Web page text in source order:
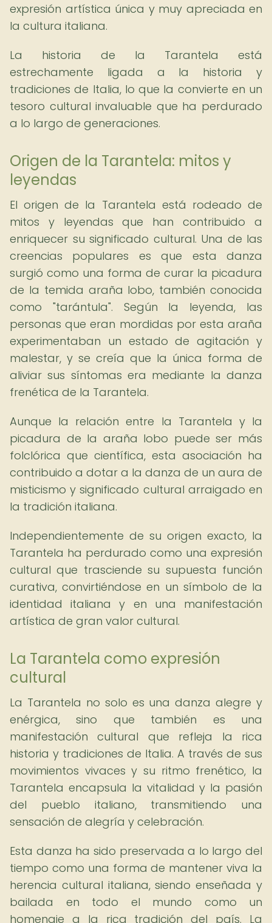
expresión artística única y muy apreciada en
la cultura italiana.
La historia de la Tarantela está
estrechamente ligada a la historia y
tradiciones de Italia, lo que la convierte en un
tesoro cultural invaluable que ha perdurado
a lo largo de generaciones.
Origen de la Tarantela: mitos y
leyendas
El origen de la Tarantela está rodeado de
mitos y leyendas que han contribuido a
enriquecer su significado cultural. Una de las
creencias populares es que esta danza
surgió como una forma de curar la picadura
de la temida araña lobo, también conocida
como "tarántula". Según la leyenda, las
personas que eran mordidas por esta araña
experimentaban un estado de agitación y
malestar, y se creía que la única forma de
aliviar sus síntomas era mediante la danza
frenética de la Tarantela.
Aunque la relación entre la Tarantela y la
picadura de la araña lobo puede ser más
folclórica que científica, esta asociación ha
contribuido a dotar a la danza de un aura de
misticismo y significado cultural arraigado en
la tradición italiana.
Independientemente de su origen exacto, la
Tarantela ha perdurado como una expresión
cultural que trasciende su supuesta función
curativa, convirtiéndose en un símbolo de la
identidad italiana y en una manifestación
artística de gran valor cultural.
La Tarantela como expresión
cultural
La Tarantela no solo es una danza alegre y
enérgica, sino que también es una
manifestación cultural que refleja la rica
historia y tradiciones de Italia. A través de sus
movimientos vivaces y su ritmo frenético, la
Tarantela encapsula la vitalidad y la pasión
del pueblo italiano, transmitiendo una
sensación de alegría y celebración.
Esta danza ha sido preservada a lo largo del
tiempo como una forma de mantener viva la
herencia cultural italiana, siendo enseñada y
bailada en todo el mundo como un
homenaje a la rica tradición del país. La